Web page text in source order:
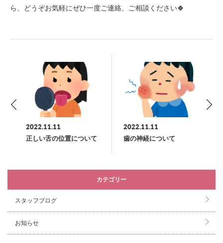
ら、どうぞお気軽にぜひ一度ご連絡、ご相談ください🍀
2022.11.11
正しい舌の位置について
2022.11.11
歯の神経について
カテゴリー
スタッフブログ
お知らせ